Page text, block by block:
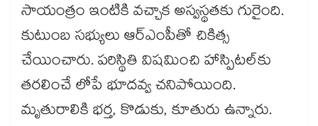
సాయంత్రం ఇంటికి వచ్చాక అస్వస్థతకు గురైంది.
కుటుంబ సభ్యులు ఆర్ఎంపీతో చికిత్స
చేయించారు. పరిస్థితి విషమించి హాస్పిటల్​కు
తరలించే లోపే భూదవ్వ చనిపోయింది.
మృతురాలికి భర్త, కొడుకు, కూతురు ఉన్నారు.